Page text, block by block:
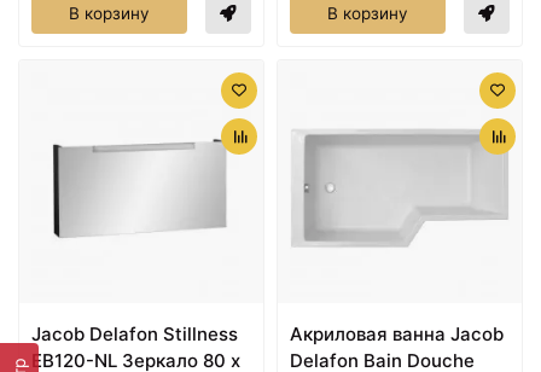
В корзину В корзину
Jacob Delafon Stillness
EB120-NL Зеркало 80 x
Акриловая ванна Jacob
Delafon Bain Douche